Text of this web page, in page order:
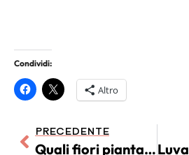
Condividi:
Altro
PRECEDENTE
Quali fiori piantare in inverno?